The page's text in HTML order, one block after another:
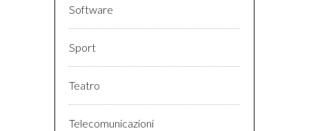
Software
Sport
Teatro
Telecomunicazioni